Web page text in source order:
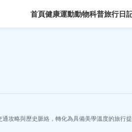
首頁健康運動動物科普旅行日
攻略與歷史脈絡，轉化為具備美學溫度的旅行提